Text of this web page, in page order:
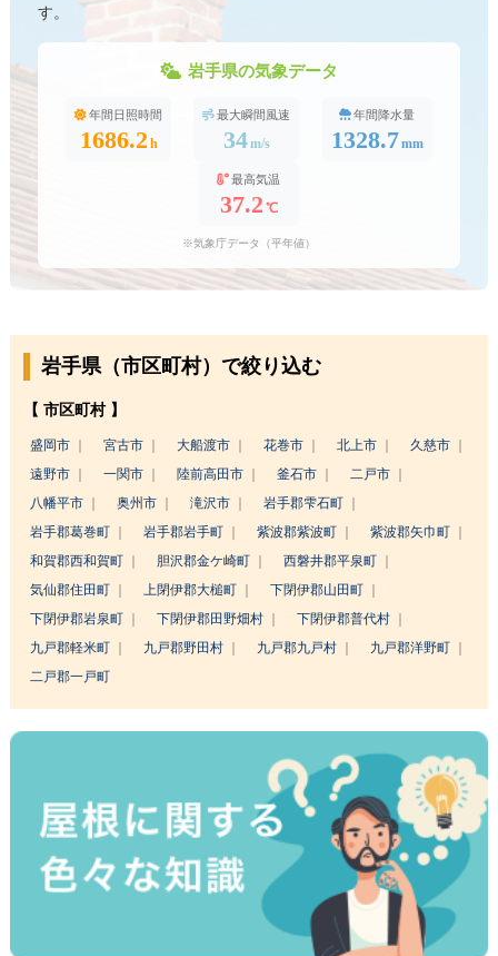
す。
岩手県の気象データ
年間日照時間
1686.2 h
最大瞬間風速
34m/s
年間降水量
1328.7mm
最高気温
37.2 ℃
※気象庁データ（平年値）
岩手県（市区町村）で絞り込む
【 市区町村 】
盛岡市 宮古市 大船渡市 花巻市 北上市
久慈市
遠野市
一関市 陸前高田市 釜石市
二戸市
八幡平市
奥州市 滝沢市
岩手郡雫石町
岩手郡葛巻町
岩手郡岩手町 紫波郡紫波町
紫波郡矢巾町
和賀郡西和賀町
胆沢郡金ケ崎町
西磐井郡平泉町
気仙郡住田町
上閉伊郡大槌町
下閉伊郡山田町
下閉伊郡岩泉町
下閉伊郡田野畑村
下閉伊郡普代村
九戸郡軽米町
九戸郡野田村 九戸郡九戸村
九戸郡洋野町
二戸郡一戸町